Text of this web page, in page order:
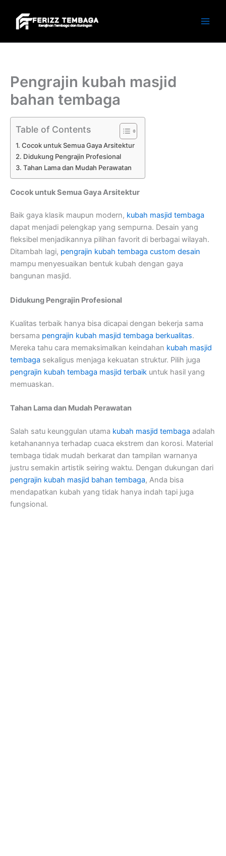
content
Pengrajin kubah masjid
bahan tembaga
Table of Contents
Cocok untuk Semua Gaya Arsitektur
Didukung Pengrajin Profesional
Tahan Lama dan Mudah Perawatan
Cocok untuk Semua Gaya Arsitektur
Baik gaya klasik maupun modern, kubah masjid tembaga
dapat menjadi pelengkap yang sempurna. Desain yang
fleksibel menjadikannya pilihan favorit di berbagai wilayah.
Ditambah lagi, pengrajin kubah tembaga custom desain
mampu menyesuaikan bentuk kubah dengan gaya
bangunan masjid.
Didukung Pengrajin Profesional
Kualitas terbaik hanya bisa dicapai dengan bekerja sama
bersama pengrajin kubah masjid tembaga berkualitas.
Mereka tahu cara memaksimalkan keindahan kubah masjid
tembaga sekaligus menjaga kekuatan struktur. Pilih juga
pengrajin kubah tembaga masjid terbaik untuk hasil yang
memuaskan.
Tahan Lama dan Mudah Perawatan
Salah satu keunggulan utama kubah masjid tembaga adalah
ketahanannya terhadap cuaca ekstrem dan korosi. Material
tembaga tidak mudah berkarat dan tampilan warnanya
justru semakin artistik seiring waktu. Dengan dukungan dari
pengrajin kubah masjid bahan tembaga, Anda bisa
mendapatkan kubah yang tidak hanya indah tapi juga
fungsional.